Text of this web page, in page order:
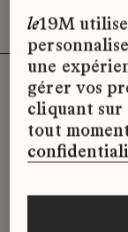
Désolé, il
d’offres
moment.
le19M
une
gérer vos
cliquant sur
tout